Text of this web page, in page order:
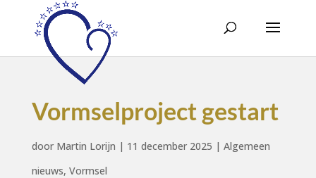
Vormselproject gestart
door Martin Lorijn | 11 december 2025 | Algemeen
nieuws, Vormsel